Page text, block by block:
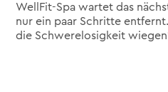
WellFit-Spa wartet das
nur ein paar Schritte
die Schwerelosigkeit